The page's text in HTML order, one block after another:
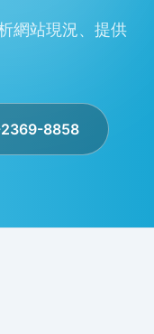
網站現況、提供
8858